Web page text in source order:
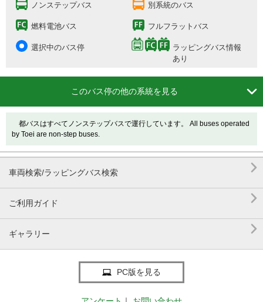
ノンステップバス 別系統のバス
燃料電池バス フルフラットバス
選択中のバス停
ラッピングバス情報
あり
このバス停の他の系統を見る 
都バスはすべてノンステップバスで運行しています。 All buses operated
by Toei are non-step buses.
車両検索/ラッピングバス検索 
ご利用ガイド 
ギャラリー 
PC版を見る